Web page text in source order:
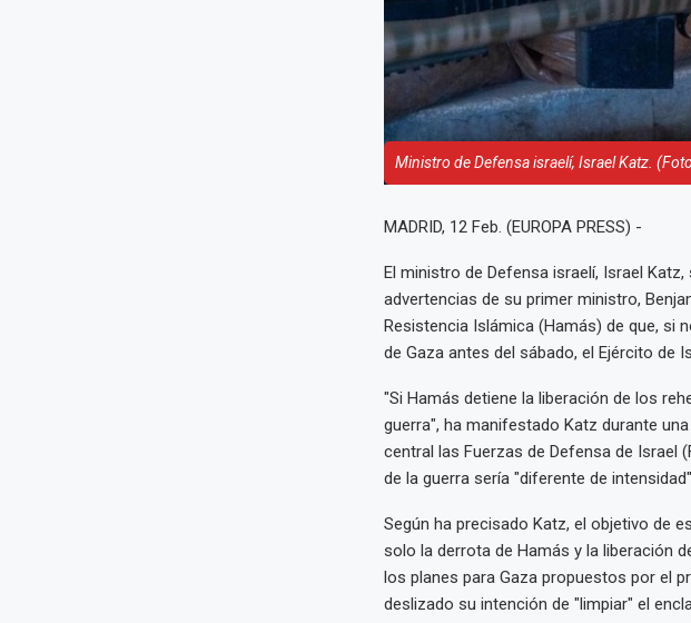
Ministro de Defensa israelí, Israel Katz.
MADRID, 12 Feb. (EUROPA PRESS) -
El ministro de Defensa israelí, Israel
advertencias de su primer ministro,
Resistencia Islámica (Hamás) de que, si
de Gaza antes del sábado, el Ejército de
"Si Hamás detiene la liberación de los
guerra", ha manifestado Katz durante
central las Fuerzas de Defensa de Israel
de la guerra sería "diferente de
Según ha precisado Katz, el objetivo de
solo la derrota de Hamás y la liberación
los planes para Gaza propuestos por el
deslizado su intención de "limpiar" el